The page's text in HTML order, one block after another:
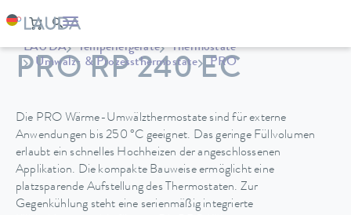
LAUDA Temperiergeräte
Thermostate
Umwälz- & Prozessthermostate
PRO
PRO RP 240 EC
Die PRO Wärme-Umwälzthermostate sind für externe
Anwendungen bis 250 °C geeignet. Das geringe Füllvolumen
erlaubt ein schnelles Hochheizen der angeschlossenen
Applikation. Die kompakte Bauweise ermöglicht eine
platzsparende Aufstellung des Thermostaten. Zur
Gegenkühlung steht eine serienmäßig integrierte